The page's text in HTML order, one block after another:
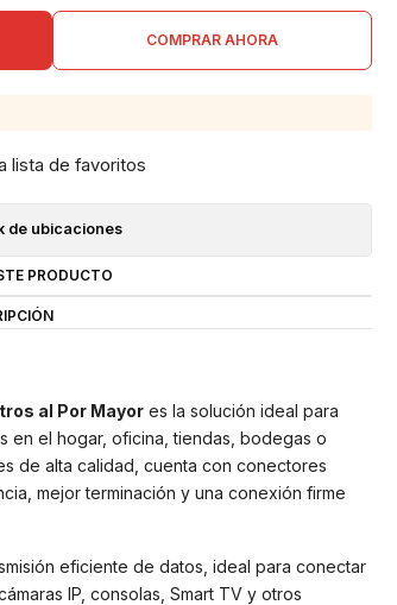
COMPRAR AHORA
lista de favoritos
de ubicaciones
PRODUCTO
al Por Mayores la solución ideal para
en el hogar, oficina, tiendas, bodegas o
de alta calidad, cuenta con conectores
mejor terminación y una conexión firme
eficiente de datos, ideal para conectar
IP, consolas, Smart TV y otros